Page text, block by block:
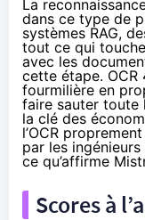
La
dans ce type de
systèmes RAG,
tout ce qui
avec les
cette étape.
fourmilière en
faire sauter toute
la clé des
l’OCR
par les
ce qu’affirme
Scores à